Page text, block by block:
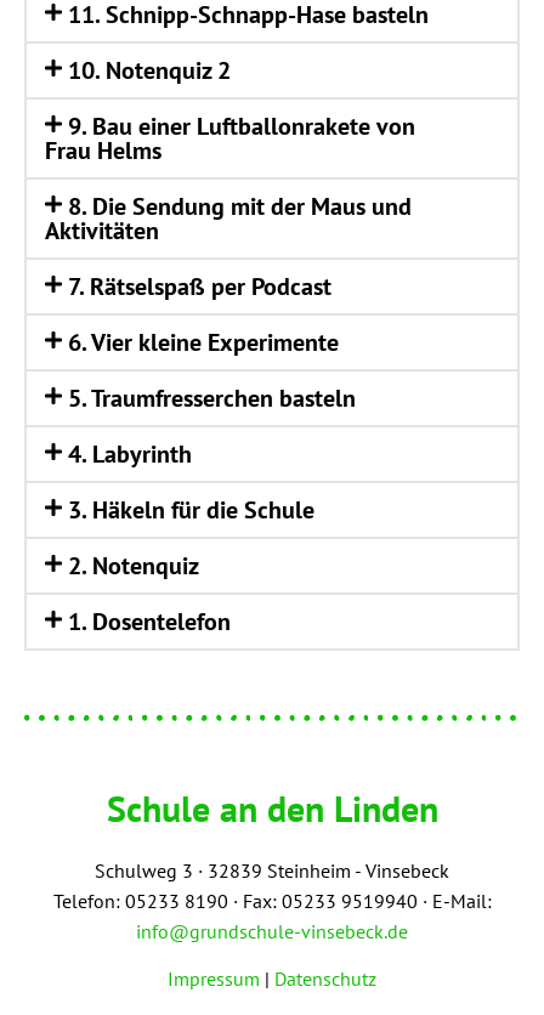
11. Schnipp-Schnapp-Hase basteln
10. Noten­quiz 2
9. Bau einer Luft­bal­lon­ra­ke­te von
Frau Helms
8. Die Sen­dung mit der Maus und
Aktivitäten
7. Rät­sel­spaß per Podcast
6. Vier klei­ne Experimente
5. Traum­fres­ser­chen basteln
4. Laby­rinth
3. Häkeln für die Schule
2. Noten­quiz
1. Dosen­te­le­fon
Schule an den Linden
Schulweg 3 · 32839 Steinheim - Vinsebeck
Telefon: 05233 8190 · Fax: 05233 9519940 · E-Mail:
info@grundschule-vinsebeck.de
Impressum | Datenschutz